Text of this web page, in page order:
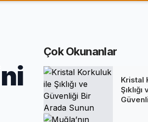
Çok Okunanlar
Kristal
Şıklığı